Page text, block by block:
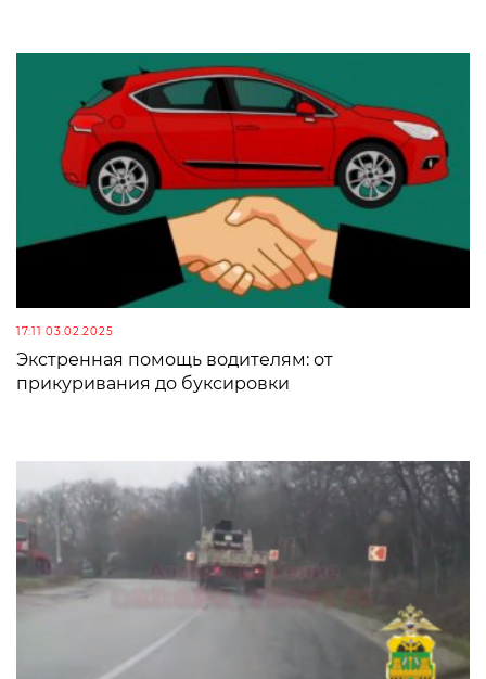
17:11 03.02.2025
Экстренная помощь водителям: от
прикуривания до буксировки